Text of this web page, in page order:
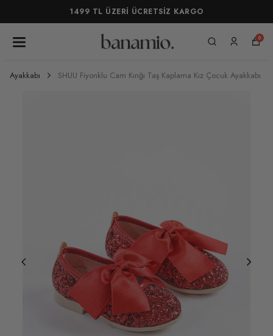
1499 TL ÜZERİ ÜCRETSİZ KARGO
0
Ayakkabı SHUU Fiyonklu Cam Kırığı Taş Kaplama Kız Çocuk Ayakkabı